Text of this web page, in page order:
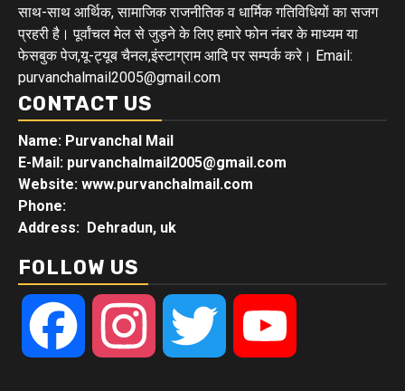
साथ-साथ आर्थिक, सामाजिक राजनीतिक व धार्मिक गतिविधियों का सजग
प्रहरी है। पूर्वांचल मेल से जुड़ने के लिए हमारे फोन नंबर के माध्यम या
फेसबुक पेज,यू-ट्यूब चैनल,इंस्टाग्राम आदि पर सम्पर्क करे। Email:
purvanchalmail2005@gmail.com
CONTACT US
Name: Purvanchal Mail
E-Mail: purvanchalmail2005@gmail.com
Website: www.purvanchalmail.com
Phone:
Address: Dehradun, uk
FOLLOW US
Facebook Instagram Twitter